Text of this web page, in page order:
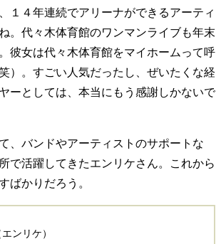
１４年連続でアリーナができるアーティ
。代々木体育館のワンマンライブも年末
彼女は代々木体育館をマイホームって呼
）。すごい人気だったし、ぜいたくな経
ーとしては、本当にもう感謝しかないで
、バンドやアーティストのサポートな
で活躍してきたエンリケさん。これから
ばかりだろう。
エンリケ）